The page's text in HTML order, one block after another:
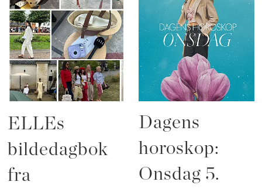
ELLEs
bildedagbok
fra
Dagens
horoskop:
Onsdag 5.